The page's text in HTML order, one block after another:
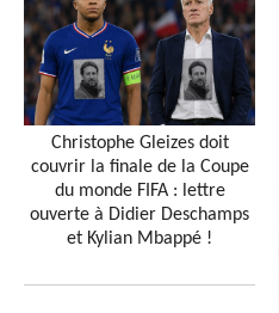
Christophe Gleizes doit
couvrir la finale de la Coupe
du monde FIFA : lettre
ouverte à Didier Deschamps
et Kylian Mbappé !